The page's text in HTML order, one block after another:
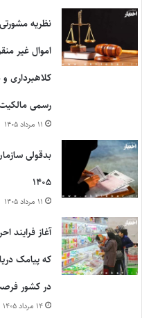
نظریه
اموال غیر
کلاهبرداری
رسمی
۱۱ مرداد ۱۴۰۵
بدقولی
۱۴۰۵
۱۱ مرداد ۱۴۰۵
آغاز فرایند
که پیامک
در کشور
۱۴ مرداد ۱۴۰۵